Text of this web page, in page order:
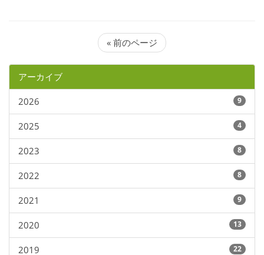
« 前のページ
アーカイブ
2026 9
2025 4
2023 8
2022 8
2021 9
2020 13
2019 22